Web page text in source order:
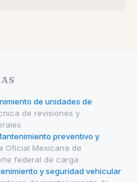
de unidades de
de revisiones y
preventivo y
Oficial Mexicana de
federal de carga
y seguridad vehicular